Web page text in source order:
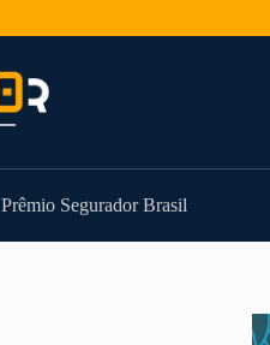
Prêmio Segurador Brasil